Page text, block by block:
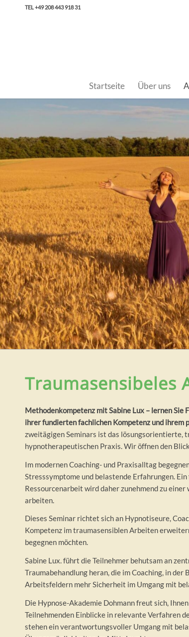
TEL +49 208 443 918 31
Startseite Über uns
Traumasensibeles
Methodenkompetenz mit Sabine Lux – lernen
ihrer fundierten fachlichen Kompetenz und
zweitägigen Seminars ist das lösungsorientierte,
hypnotherapeutischen Praxis. Wir öffnen den
Im modernen Coaching- und Praxisalltag
Stresssymptome und belastende Erfahrungen.
Ressourcenarbeit wird daher zunehmend zu
arbeiten.
Dieses Seminar richtet sich an Hypnotiseure,
Kompetenz im traumasensiblen Arbeiten
begegnen möchten.
Sabine Lux. führt die Teilnehmer behutsam an
Traumabehandlung heran, die im Coaching, in
Arbeitsfeldern mehr Sicherheit im Umgang mit
Die Hypnose-Akademie Dohmann freut sich,
Teilnehmenden Einblicke in relevante Verfahren
stehen ein verantwortungsvoller Umgang mit